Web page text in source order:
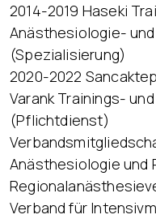
2014-2019 Haseki
Anästhesiologie-
(Spezialisierung)
2020-2022
Varank Trainings-
(Pflichtdienst)
Anästhesiologie und
Verband für